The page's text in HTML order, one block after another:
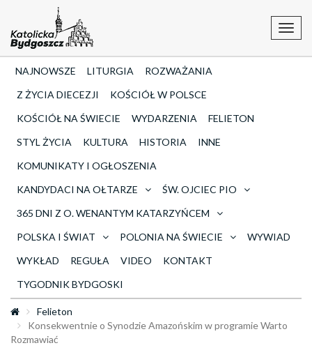
NAJNOWSZE LITURGIA
ROZWAŻANIA
Z ŻYCIA DIECEZJI
KOŚCIÓŁ W POLSCE
KOŚCIÓŁ NA ŚWIECIE
WYDARZENIA
FELIETON
STYL ŻYCIA
KULTURA HISTORIA
INNE
KOMUNIKATY I OGŁOSZENIA
KANDYDACI NA OŁTARZE
ŚW. OJCIEC PIO
365 DNI Z O. WENANTYM KATARZYŃCEM
POLSKA I ŚWIAT
POLONIA NA ŚWIECIE
WYWIAD
WYKŁAD
REGUŁA VIDEO
KONTAKT
TYGODNIK BYDGOSKI
Felieton
Konsekwentnie o Synodzie Amazońskim w programie Warto
Rozmawiać